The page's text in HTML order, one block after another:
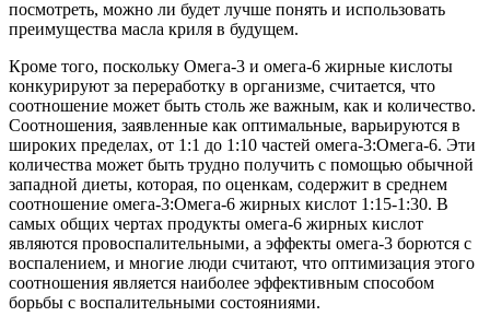
посмотреть, можно ли будет лучше понять и использовать
преимущества масла криля в будущем.
Кроме того, поскольку Омега-3 и омега-6 жирные кислоты
конкурируют за переработку в организме, считается, что
соотношение может быть столь же важным, как и количество.
Соотношения, заявленные как оптимальные, варьируются в
широких пределах, от 1:1 до 1:10 частей омега-3:Омега-6. Эти
количества может быть трудно получить с помощью обычной
западной диеты, которая, по оценкам, содержит в среднем
соотношение омега-3:Омега-6 жирных кислот 1:15-1:30. В
самых общих чертах продукты омега-6 жирных кислот
являются провоспалительными, а эффекты омега-3 борются с
воспалением, и многие люди считают, что оптимизация этого
соотношения является наиболее эффективным способом
борьбы с воспалительными состояниями.